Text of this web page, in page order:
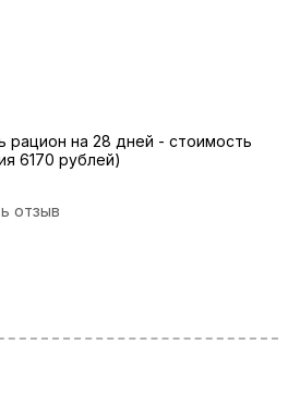
рацион на 28 дней - стоимость
6170 рублей)
отзыв